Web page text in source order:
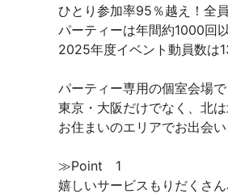
ひとり参加率95％越え！全
パーティーは年間約1000回
2025年度イベント動員数は
パーティー専用の個室会場で
東京・大阪だけでなく、北
お住まいのエリアでお出会
≫Point 1
嬉しいサービスもりだくさ